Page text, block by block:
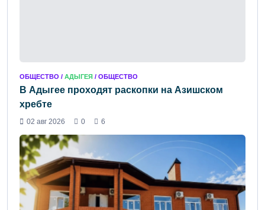
ОБЩЕСТВО / АДЫГЕЯ / ОБЩЕСТВО
В Адыгее проходят раскопки на Азишском
хребте
02 авг 2026 0 6